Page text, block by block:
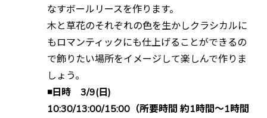
なすボールリースを作ります。
木と草花のそれぞれの色を生かしクラシカルに
もロマンティックにも仕上げることができるの
で飾りたい場所をイメージして楽しんで作りま
しょう。
◾️日時 3/9(日)
10:30/13:00/15:00（所要時間 約1時間〜1時間